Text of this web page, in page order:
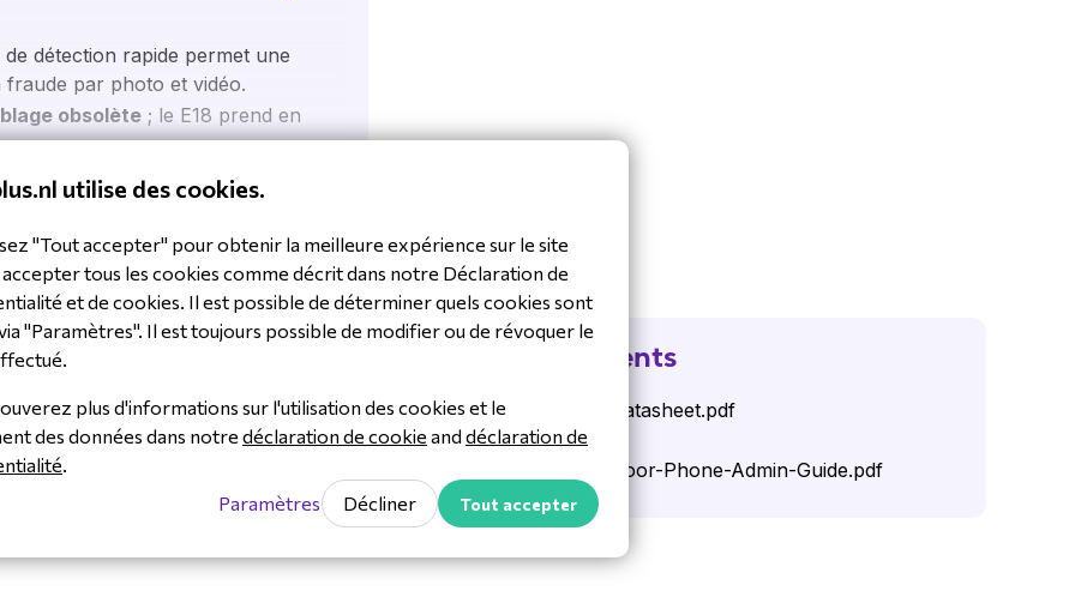
détection rapide permet une
fraude par photo et vidéo.
obsolète ; le E18 prend en
0,2 seconde par utilisateur.
%;
avec un téléphone IP, un client
notamment reconnaissance
Bluetooth et code QR.
?
E18C
Téléchargements
Akuvox-E18C-Datasheet.pdf
Akuvox-E18C-Door-Phone-Admin-Guide.pdf
utilise des cookies.
"Tout accepter" pour obtenir la meilleure expérience sur le site
tous les cookies comme décrit dans notre Déclaration de
et de cookies. Il est possible de déterminer quels cookies sont
"Paramètres". Il est toujours possible de modifier ou de révoquer le
plus d'informations sur l'utilisation des cookies et le
des données dans notre déclaration de cookie and déclaration de
.
Paramètres
Décliner Tout accepter